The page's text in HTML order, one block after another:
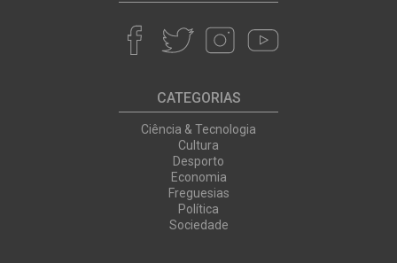
CATEGORIAS
Ciência & Tecnologia
Cultura
Desporto
Economia
Freguesias
Política
Sociedade